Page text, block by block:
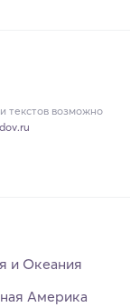
текстов возможно
и Океания
Америка